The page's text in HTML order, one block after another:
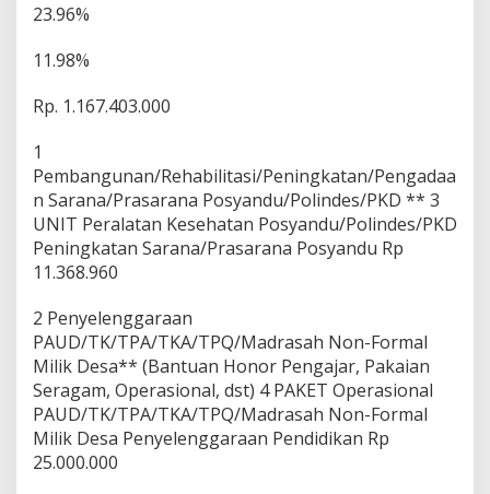
23.96%
11.98%
Rp. 1.167.403.000
1
Pembangunan/Rehabilitasi/Peningkatan/Pengadaa
n Sarana/Prasarana Posyandu/Polindes/PKD ** 3
UNIT Peralatan Kesehatan Posyandu/Polindes/PKD
Peningkatan Sarana/Prasarana Posyandu Rp
11.368.960
2 Penyelenggaraan
PAUD/TK/TPA/TKA/TPQ/Madrasah Non-Formal
Milik Desa** (Bantuan Honor Pengajar, Pakaian
Seragam, Operasional, dst) 4 PAKET Operasional
PAUD/TK/TPA/TKA/TPQ/Madrasah Non-Formal
Milik Desa Penyelenggaraan Pendidikan Rp
25.000.000